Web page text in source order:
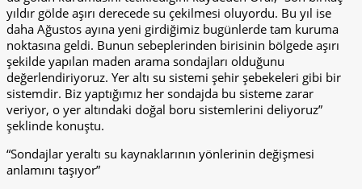
yıldır gölde aşırı derecede su çekilmesi oluyordu. Bu yıl ise
daha Ağustos ayına yeni girdiğimiz bugünlerde tam kuruma
noktasına geldi. Bunun sebeplerinden birisinin bölgede aşırı
şekilde yapılan maden arama sondajları olduğunu
değerlendiriyoruz. Yer altı su sistemi şehir şebekeleri gibi bir
sistemdir. Biz yaptığımız her sondajda bu sisteme zarar
veriyor, o yer altındaki doğal boru sistemlerini deliyoruz”
şeklinde konuştu.
“Sondajlar yeraltı su kaynaklarının yönlerinin değişmesi
anlamını taşıyor”